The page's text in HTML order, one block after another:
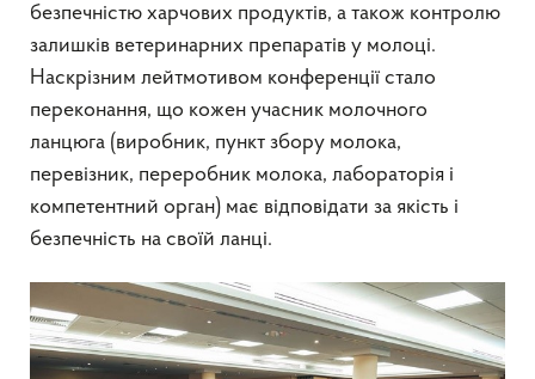
безпечністю харчових продуктів, а також контролю
залишків ветеринарних препаратів у молоці.
Наскрізним лейтмотивом конференції стало
переконання, що кожен учасник молочного
ланцюга (виробник, пункт збору молока,
перевізник, переробник молока, лабораторія і
компетентний орган) має відповідати за якість і
безпечність на своїй ланці.